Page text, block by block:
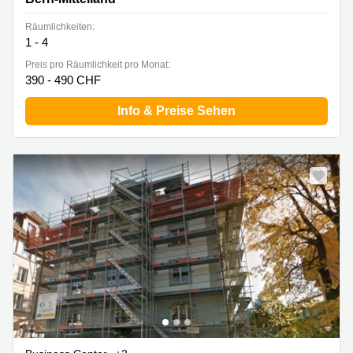
Räumlichkeiten:
1 - 4
Preis pro Räumlichkeit pro Monat:
390 - 490 CHF
Info & Preise Sehen